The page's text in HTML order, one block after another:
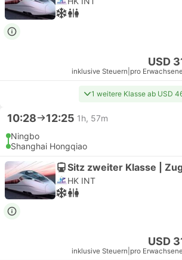
USD
inklusive Steuern pro
1 weitere Klasse ab USD
10:28 12:25 1h, 57m
Ningbo
Shanghai Hongqiao
Sitz zweiter Klasse |
HK INT
USD
inklusive Steuern pro